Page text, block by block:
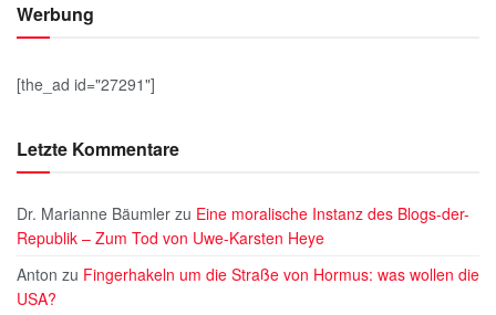
Werbung
[the_ad id="27291"]
Letzte Kommentare
Dr. Marianne Bäumler zu Eine moralische Instanz des Blogs-der-
Republik – Zum Tod von Uwe-Karsten Heye
Anton zu Fingerhakeln um die Straße von Hormus: was wollen die
USA?